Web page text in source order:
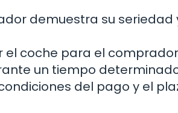
demuestra su seriedad
el coche para el
un tiempo
del pago y el